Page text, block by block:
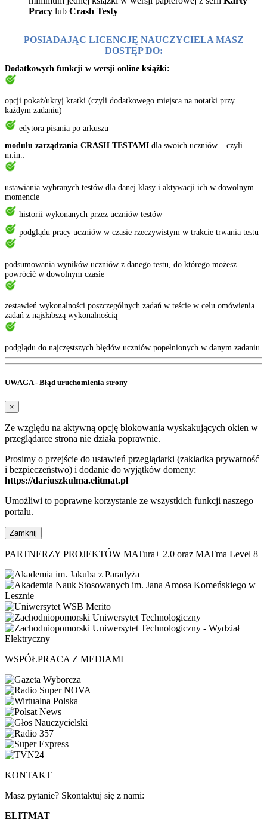
Pracy lub Crash Testy
POSIADAJĄC LICENCJĘ NAUCZYCIELA MASZ
DOSTĘP DO:
Dodatkowych funkcji w wersji online książki:
opcji pokaż/ukryj kratki (czyli dodatkowego miejsca na notatki przy
każdym zadaniu)
edytora pisania po arkuszu
modułu zarządzania CRASH TESTAMI dla swoich uczniów – czyli
m.in.:
ustawiania wybranych testów dla danej klasy i aktywacji ich w dowolnym
momencie
historii wykonanych przez uczniów testów
podglądu pracy uczniów w czasie rzeczywistym w trakcie trwania testu
podsumowania wyników uczniów z danego testu, do którego możesz
powrócić w dowolnym czasie
zestawień wykonalności poszczególnych zadań w teście w celu omówienia
zadań z najsłabszą wykonalnością
podglądu do najczęstszych błędów uczniów popełnionych w danym zadaniu
UWAGA - Błąd uruchomienia strony
×
Ze względu na aktywną opcję blokowania wyskakujących okien w
przeglądarce strona nie działa poprawnie.
Prosimy o przejście do ustawień przeglądarki (zakładka prywatność
i bezpieczeństwo) i dodanie do wyjątków domeny:
https://dariuszkulma.elitmat.pl
Umożliwi to poprawne korzystanie ze wszystkich funkcji naszego
portalu.
Zamknij
PARTNERZY PROJEKTÓW MATura+ 2.0 oraz MATma Level 8
WSPÓŁPRACA Z MEDIAMI
KONTAKT
Masz pytanie? Skontaktuj się z nami:
ELITMAT